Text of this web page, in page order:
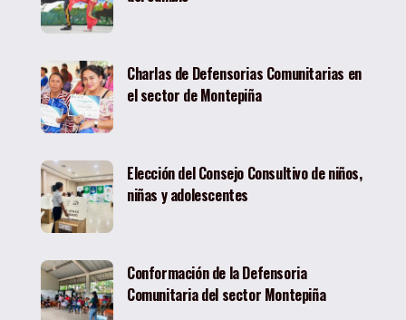
Charlas de Defensorias Comunitarias en
el sector de Montepiña
Elección del Consejo Consultivo de niños,
niñas y adolescentes
Conformación de la Defensoria
Comunitaria del sector Montepiña